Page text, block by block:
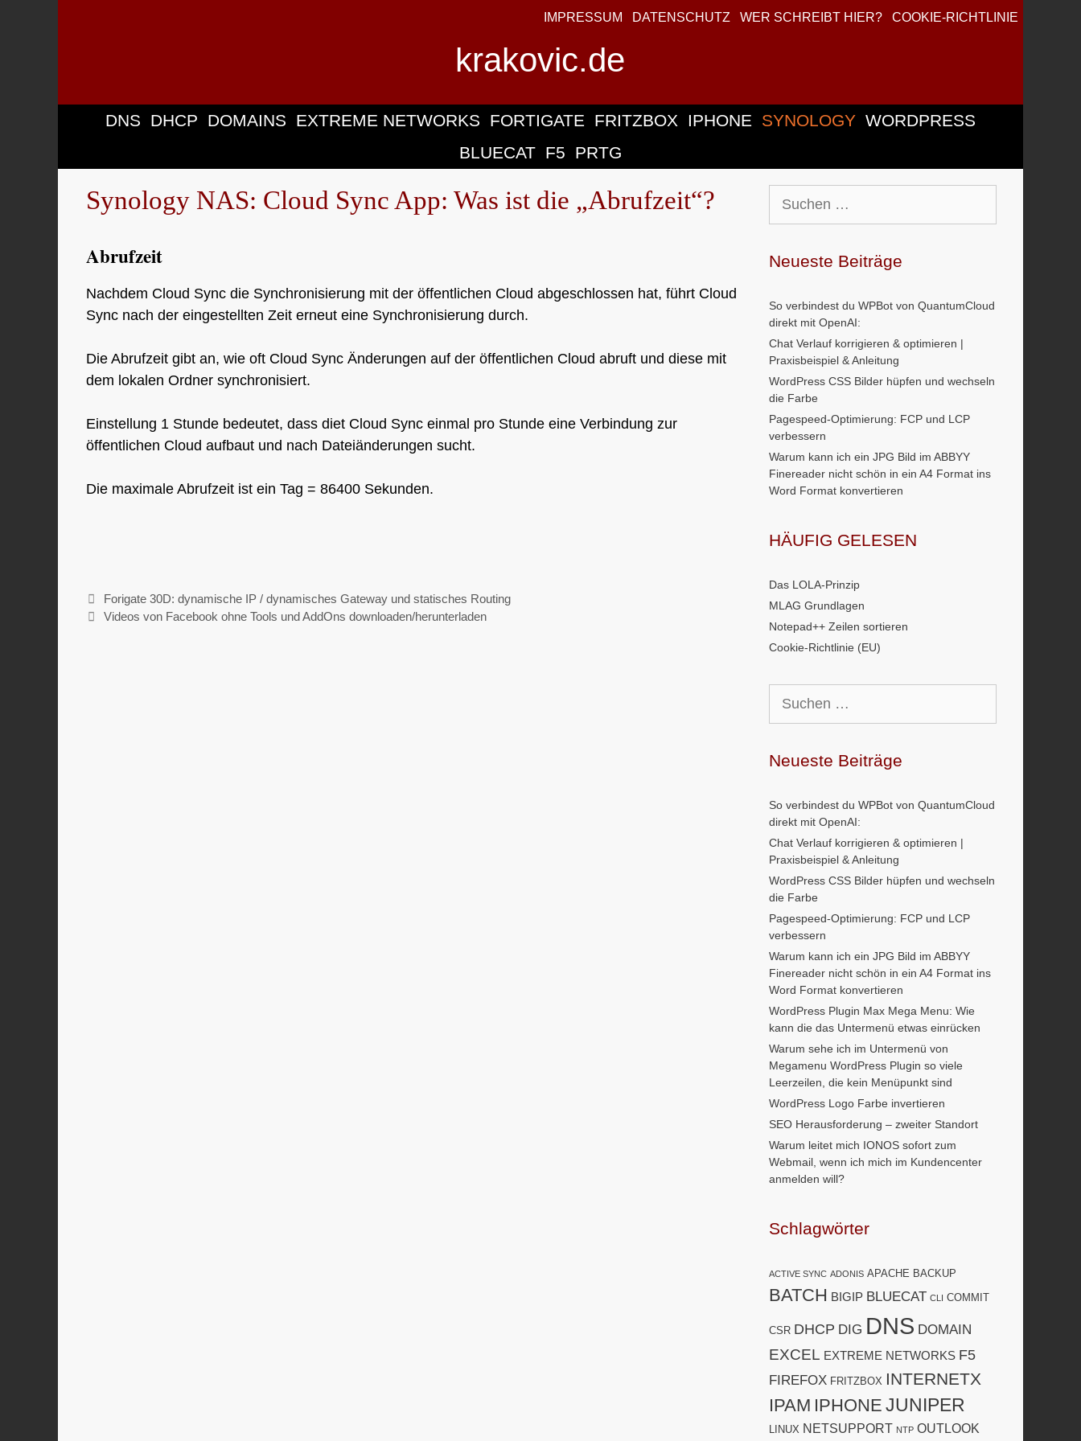
IMPRESSUM DATENSCHUTZ WER SCHREIBT HIER? COOKIE-RICHTLINIE
krakovic.de
DNS DHCP DOMAINS EXTREME NETWORKS FORTIGATE FRITZBOX IPHONE SYNOLOGY WORDPRESS
BLUECAT F5 PRTG
Synology NAS: Cloud Sync App: Was ist die „Abrufzeit“?
Abrufzeit
Nachdem Cloud Sync die Synchronisierung mit der öffentlichen Cloud abgeschlossen hat, führt Cloud
Sync nach der eingestellten Zeit erneut eine Synchronisierung durch.
Die Abrufzeit gibt an, wie oft Cloud Sync Änderungen auf der öffentlichen Cloud abruft und diese mit
dem lokalen Ordner synchronisiert.
Einstellung 1 Stunde bedeutet, dass diet Cloud Sync einmal pro Stunde eine Verbindung zur
öffentlichen Cloud aufbaut und nach Dateiänderungen sucht.
Die maximale Abrufzeit ist ein Tag = 86400 Sekunden.
Forigate 30D: dynamische IP / dynamisches Gateway und statisches Routing
Videos von Facebook ohne Tools und AddOns downloaden/herunterladen
nach:
Neueste Beiträge
So verbindest du WPBot von QuantumCloud
direkt mit OpenAI:
Chat Verlauf korrigieren & optimieren |
Praxisbeispiel & Anleitung
WordPress CSS Bilder hüpfen und wechseln
die Farbe
Pagespeed-Optimierung: FCP und LCP
verbessern
Warum kann ich ein JPG Bild im ABBYY
Finereader nicht schön in ein A4 Format ins
Word Format konvertieren
HÄUFIG GELESEN
Das LOLA-Prinzip
MLAG Grundlagen
Notepad++ Zeilen sortieren
Cookie-Richtlinie (EU)
nach:
Neueste Beiträge
So verbindest du WPBot von QuantumCloud
direkt mit OpenAI:
Chat Verlauf korrigieren & optimieren |
Praxisbeispiel & Anleitung
WordPress CSS Bilder hüpfen und wechseln
die Farbe
Pagespeed-Optimierung: FCP und LCP
verbessern
Warum kann ich ein JPG Bild im ABBYY
Finereader nicht schön in ein A4 Format ins
Word Format konvertieren
WordPress Plugin Max Mega Menu: Wie
kann die das Untermenü etwas einrücken
Warum sehe ich im Untermenü von
Megamenu WordPress Plugin so viele
Leerzeilen, die kein Menüpunkt sind
WordPress Logo Farbe invertieren
SEO Herausforderung – zweiter Standort
Warum leitet mich IONOS sofort zum
Webmail, wenn ich mich im Kundencenter
anmelden will?
Schlagwörter
ACTIVE SYNC ADONIS APACHE BACKUP
BATCH BIGIP BLUECAT CLI COMMIT
CSR DHCP DIG DNS DOMAIN
EXCEL EXTREME NETWORKS F5
FIREFOX FRITZBOX INTERNETX
IPAM IPHONE JUNIPER
LINUX NETSUPPORT NTP OUTLOOK